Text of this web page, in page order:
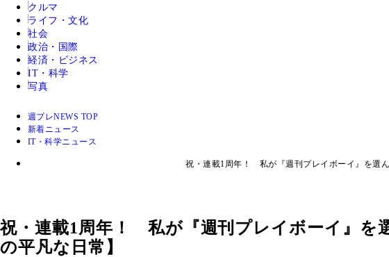
クルマ
ライフ・文化
社会
政治・国際
経済・ビジネス
IT・科学
写真
週プレNEWS TOP
新着ニュース
IT・科学ニュース
祝・連載1周年！ 私が『週刊プレイボーイ』を選
祝・連載1周年！ 私が『週刊プレイボーイ』を
の平凡な日常】